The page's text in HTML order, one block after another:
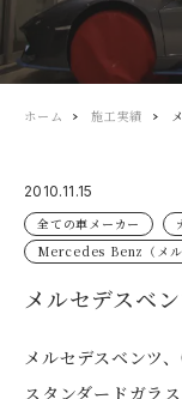
ホーム 施工実績
2010.11.15
全ての車メーカー
Mercedes Benz（メル
メルセデスベ
メルセデスベンツ、
スタンダードガラ